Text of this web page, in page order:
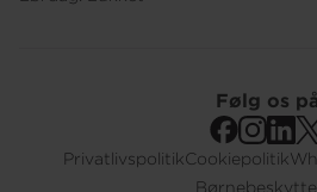
PrivatlivspolitikCookiepolitik
Følg os på